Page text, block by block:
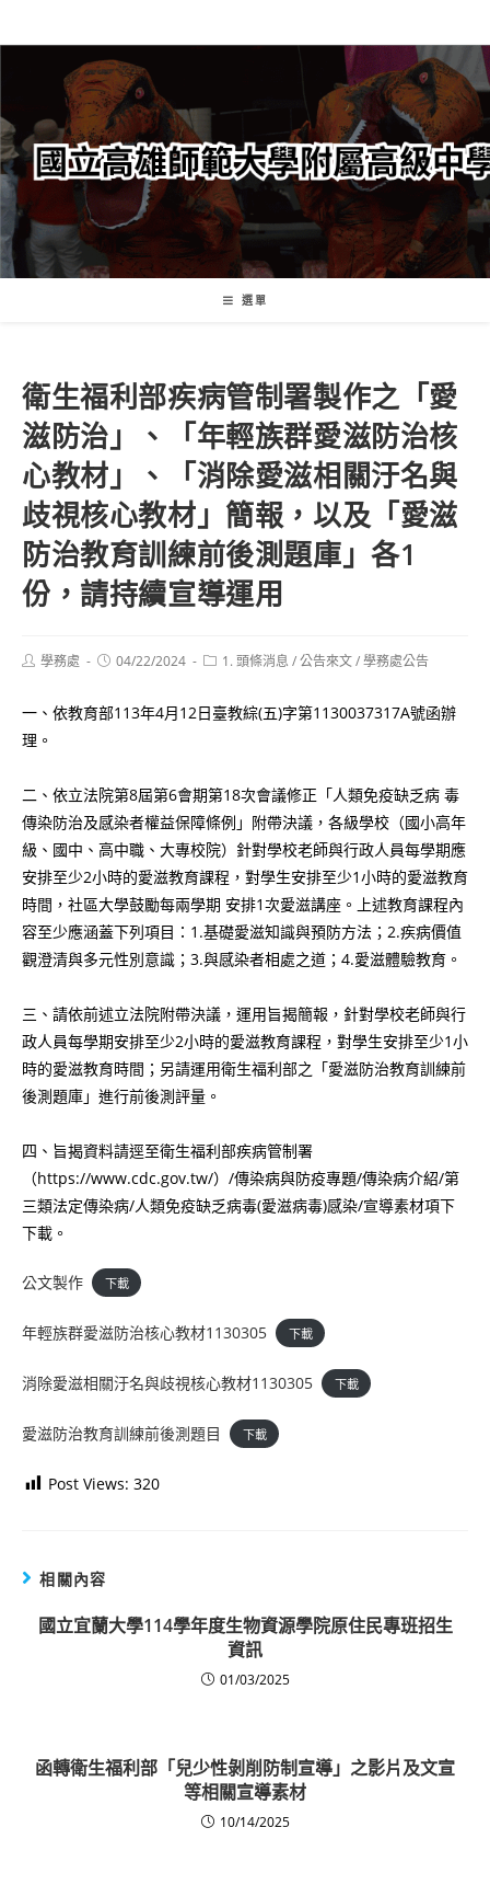
轉
要
內
容
選單
衛生福利部疾病管制署製作之「愛
滋防治」、「年輕族群愛滋防治核
心教材」、「消除愛滋相關汙名與
歧視核心教材」簡報，以及「愛滋
防治教育訓練前後測題庫」各1
份，請持續宣導運用
Post學務處
Post04/22/2024
Post1. 頭條消息 /公告來文/學務處公告
一、依教育部113年4月12日臺教綜(五)字第1130037317A號函辦
理。
二、依立法院第8屆第6會期第18次會議修正「人類免疫缺乏病 毒
傳染防治及感染者權益保障條例」附帶決議，各級學校（國小高年
級、國中、高中職、大專校院）針對學校老師與行政人員每學期應
安排至少2小時的愛滋教育課程，對學生安排至少1小時的愛滋教育
時間，社區大學鼓勵每兩學期 安排1次愛滋講座。上述教育課程內
容至少應涵蓋下列項目：1.基礎愛滋知識與預防方法；2.疾病價值
觀澄清與多元性別意識；3.與感染者相處之道；4.愛滋體驗教育。
三、請依前述立法院附帶決議，運用旨揭簡報，針對學校老師與行
政人員每學期安排至少2小時的愛滋教育課程，對學生安排至少1小
時的愛滋教育時間；另請運用衛生福利部之「愛滋防治教育訓練前
後測題庫」進行前後測評量。
四、旨揭資料請逕至衛生福利部疾病管制署
（https://www.cdc.gov.tw/）/傳染病與防疫專題/傳染病介紹/第
三類法定傳染病/人類免疫缺乏病毒(愛滋病毒)感染/宣導素材項下
下載。
公文製作 下載
年輕族群愛滋防治核心教材1130305 下載
消除愛滋相關汙名與歧視核心教材1130305 下載
愛滋防治教育訓練前後測題目 下載
Post Views: 320
相關內容
國立宜蘭大學114學年度生物資源學院原住民專班招生
資訊
01/03/2025
函轉衛生福利部「兒少性剝削防制宣導」之影片及文宣
等相關宣導素材
10/14/2025